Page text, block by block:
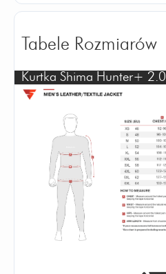
Tabele Rozmiarów
Kurtka Shima Hunter+ 2.0